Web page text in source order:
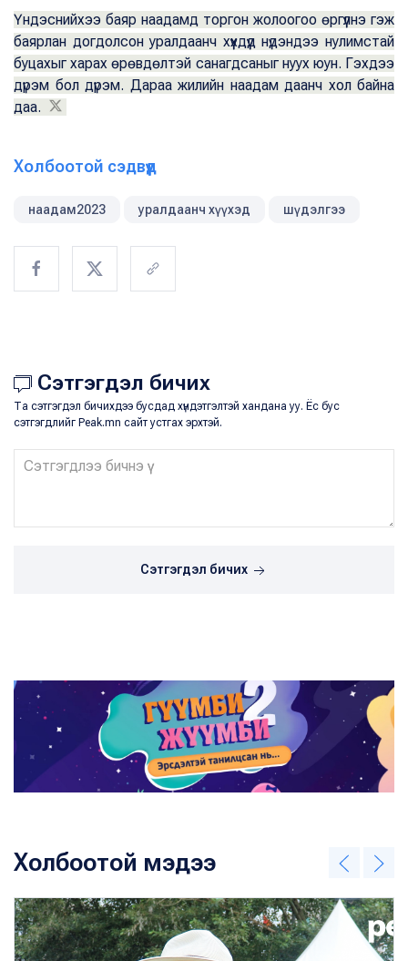
Үндэснийхээ баяр наадамд торгон жолоогоо өргүүлнэ гэж
баярлан догдолсон уралдаанч хүүхдүүд нүдэндээ нулимстай
буцахыг харах өрөвдөлтэй санагдсаныг нуух юун. Гэхдээ
дүрэм бол дүрэм. Дараа жилийн наадам даанч хол байна
даа.
Холбоотой сэдвүүд
наадам2023 уралдаанч хүүхэд шүдэлгээ
Сэтгэгдэл бичих
Та сэтгэгдэл бичихдээ бусдад хүндэтгэлтэй хандана уу. Ёс бус
сэтгэгдлийг Peak.mn сайт устгах эрхтэй.
Сэтгэгдэл бичих
Холбоотой мэдээ